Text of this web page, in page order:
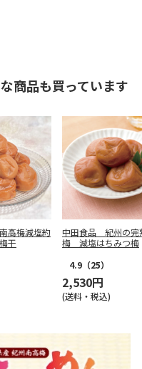
商品も買っています
高梅減塩約
干
中田食品 紀州の完
梅 減塩はちみつ梅
4.9 （25）
2,530円
(送料・税込)